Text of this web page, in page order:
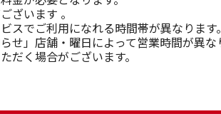
ざいます 。
スでご利用になれる時間帯が異なります。
らせ」店舗・曜日によって営業時間が異
だく場合がございます。